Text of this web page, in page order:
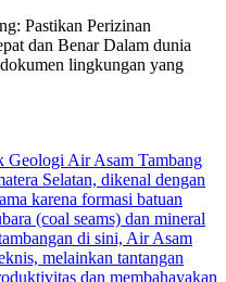
Pastikan Perizinan
dan Benar Dalam dunia
lingkungan yang